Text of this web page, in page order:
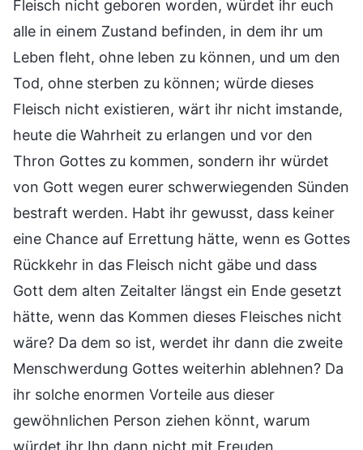
Fleisch nicht geboren worden, würdet ihr euch
alle in einem Zustand befinden, in dem ihr um
Leben fleht, ohne leben zu können, und um den
Tod, ohne sterben zu können; würde dieses
Fleisch nicht existieren, wärt ihr nicht imstande,
heute die Wahrheit zu erlangen und vor den
Thron Gottes zu kommen, sondern ihr würdet
von Gott wegen eurer schwerwiegenden Sünden
bestraft werden. Habt ihr gewusst, dass keiner
eine Chance auf Errettung hätte, wenn es Gottes
Rückkehr in das Fleisch nicht gäbe und dass
Gott dem alten Zeitalter längst ein Ende gesetzt
hätte, wenn das Kommen dieses Fleisches nicht
wäre? Da dem so ist, werdet ihr dann die zweite
Menschwerdung Gottes weiterhin ablehnen? Da
ihr solche enormen Vorteile aus dieser
gewöhnlichen Person ziehen könnt, warum
würdet ihr Ihn dann nicht mit Freuden